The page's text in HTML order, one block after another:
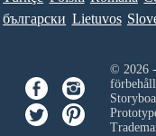
български Lietuvos
© 2026